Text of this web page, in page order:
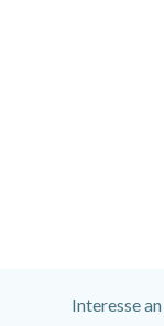
Interesse